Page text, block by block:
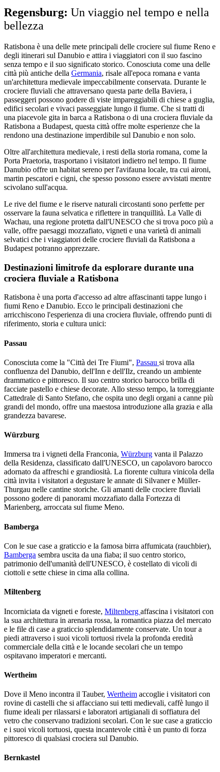
Regensburg: Un viaggio nel tempo e nella
bellezza
Ratisbona è una delle mete principali delle crociere sul fiume Reno e
degli itinerari sul Danubio e attira i viaggiatori con il suo fascino
senza tempo e il suo significato storico. Conosciuta come una delle
città più antiche della Germania, risale all'epoca romana e vanta
un'architettura medievale impeccabilmente conservata. Durante le
crociere fluviali che attraversano questa parte della Baviera, i
passeggeri possono godere di viste impareggiabili di chiese a guglia,
edifici secolari e vivaci passeggiate lungo il fiume. Che si tratti di
una piacevole gita in barca a Ratisbona o di una crociera fluviale da
Ratisbona a Budapest, questa città offre molte esperienze che la
rendono una destinazione imperdibile sul Danubio e non solo.
Oltre all'architettura medievale, i resti della storia romana, come la
Porta Praetoria, trasportano i visitatori indietro nel tempo. Il fiume
Danubio offre un habitat sereno per l'avifauna locale, tra cui aironi,
martin pescatori e cigni, che spesso possono essere avvistati mentre
scivolano sull'acqua.
Le rive del fiume e le riserve naturali circostanti sono perfette per
osservare la fauna selvatica e riflettere in tranquillità. La Valle di
Wachau, una regione protetta dall'UNESCO che si trova poco più a
valle, offre paesaggi mozzafiato, vigneti e una varietà di animali
selvatici che i viaggiatori delle crociere fluviali da Ratisbona a
Budapest potranno apprezzare.
Destinazioni limitrofe da esplorare durante una
crociera fluviale a Ratisbona
Ratisbona è una porta d'accesso ad altre affascinanti tappe lungo i
fiumi Reno e Danubio. Ecco le principali destinazioni che
arricchiscono l'esperienza di una crociera fluviale, offrendo punti di
riferimento, storia e cultura unici:
Passau
Conosciuta come la "Città dei Tre Fiumi", Passau si trova alla
confluenza del Danubio, dell'Inn e dell'Ilz, creando un ambiente
drammatico e pittoresco. Il suo centro storico barocco brilla di
facciate pastello e chiese decorate. Allo stesso tempo, la torreggiante
Cattedrale di Santo Stefano, che ospita uno degli organi a canne più
grandi del mondo, offre una maestosa introduzione alla grazia e alla
grandezza bavarese.
Würzburg
Immersa tra i vigneti della Franconia, Würzburg vanta il Palazzo
della Residenza, classificato dall'UNESCO, un capolavoro barocco
adornato da affreschi e grandiosità. La fiorente cultura vinicola della
città invita i visitatori a degustare le annate di Silvaner e Müller-
Thurgau nelle cantine storiche. Gli amanti delle crociere fluviali
possono godere di panorami mozzafiato dalla Fortezza di
Marienberg, arroccata sul fiume Meno.
Bamberga
Con le sue case a graticcio e la famosa birra affumicata (rauchbier),
Bamberga sembra uscita da una fiaba; il suo centro storico,
patrimonio dell'umanità dell'UNESCO, è costellato di vicoli di
ciottoli e sette chiese in cima alla collina.
Miltenberg
Incorniciata da vigneti e foreste, Miltenberg affascina i visitatori con
la sua architettura in arenaria rossa, la romantica piazza del mercato
e le file di case a graticcio splendidamente conservate. Un tour a
piedi attraverso i suoi vicoli tortuosi rivela la profonda eredità
commerciale della città e le locande secolari che un tempo
ospitavano imperatori e mercanti.
Wertheim
Dove il Meno incontra il Tauber, Wertheim accoglie i visitatori con
rovine di castelli che si affacciano sui tetti medievali, caffè lungo il
fiume ideali per rilassarsi e laboratori artigianali di soffiatura del
vetro che conservano tradizioni secolari. Con le sue case a graticcio
e i suoi vicoli tortuosi, questa incantevole città è un punto di forza
pittoresco di qualsiasi crociera sul Danubio.
Bernkastel